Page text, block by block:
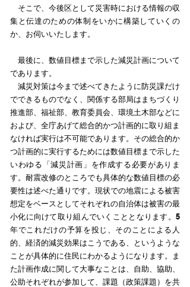
そこで、今後区として災害時における情報の収
集と伝達のための体制をいかに構築していくの
か、お伺いいたします。
最後に、数値目標まで示した減災計画について
であります。
減災対策は今まで述べてきたように防災課だけ
でできるものでなく、関係する部局はまちづくり
推進部、福祉部、教育委員会、環境土木部などに
および、全庁あげて総合的かつ計画的に取り組ま
なければ実行は不可能であります。その総合的か
つ計画的に実行するためには数値目標まで示した
いわゆる「減災計画」を作成する必要がありま
す。耐震改修のところでも具体的な数値目標の必
要性は述べた通りです。現状での地震による被害
想定をベースとしてそれぞれの自治体は被害の最
小化に向けて取り組んでいくこととなります。5
年でこれだけの予算を投じ、そのことによる人
的、経済的減災効果はこうである、というような
ことが具体的に住民にわかるようになります。ま
た計画作成に関して大事なことは、自助、協助、
公助それぞれが参加して、課題（政策課題）を共